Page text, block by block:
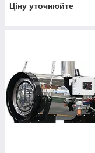
Ціну уточнюйте